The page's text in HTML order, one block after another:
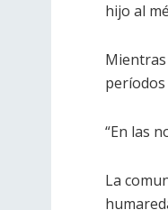
hijo al
“En las
La